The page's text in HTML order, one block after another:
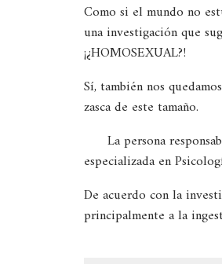
Como si el mundo no
una investigación que
¡¿HOMOSEXUAL?!
Sí, también nos
zasca de este tamaño.
La persona
especializada en
De acuerdo con la
principalmente a la